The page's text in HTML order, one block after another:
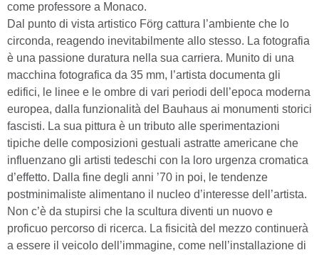
come professore a Monaco.
Dal punto di vista artistico Förg cattura l’ambiente che lo
circonda, reagendo inevitabilmente allo stesso. La fotografia
è una passione duratura nella sua carriera. Munito di una
macchina fotografica da 35 mm, l’artista documenta gli
edifici, le linee e le ombre di vari periodi dell’epoca moderna
europea, dalla funzionalità del Bauhaus ai monumenti storici
fascisti. La sua pittura è un tributo alle sperimentazioni
tipiche delle composizioni gestuali astratte americane che
influenzano gli artisti tedeschi con la loro urgenza cromatica
d’effetto. Dalla fine degli anni ’70 in poi, le tendenze
postminimaliste alimentano il nucleo d’interesse dell’artista.
Non c’è da stupirsi che la scultura diventi un nuovo e
proficuo percorso di ricerca. La fisicità del mezzo continuerà
a essere il veicolo dell’immagine, come nell’installazione di